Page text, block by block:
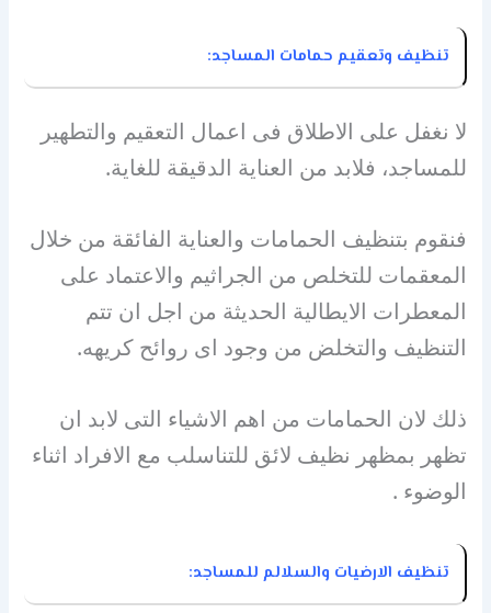
تنظيف وتعقيم حمامات المساجد:
لا نغفل على الاطلاق فى اعمال التعقيم والتطهير
للمساجد، فلابد من العناية الدقيقة للغاية.
فنقوم بتنظيف الحمامات والعناية الفائقة من خلال
المعقمات للتخلص من الجراثيم والاعتماد على
المعطرات الايطالية الحديثة من اجل ان تتم
التنظيف والتخلض من وجود اى روائح كريهه.
ذلك لان الحمامات من اهم الاشياء التى لابد ان
تظهر بمظهر نظيف لائق للتناسلب مع الافراد اثناء
الوضوء .
تنظيف الارضيات والسلالم للمساجد: